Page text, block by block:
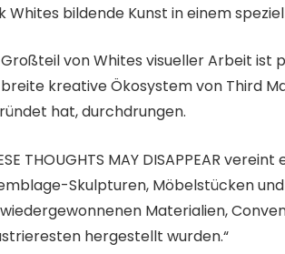
Whites bildende Kunst in einem
Großteil von Whites visueller Arbeit
kreative Ökosystem von Third
hat, durchdrungen.
THOUGHTS MAY DISAPPEAR
Skulpturen, Möbelstücken
Materialien,
hergestellt wurden.“